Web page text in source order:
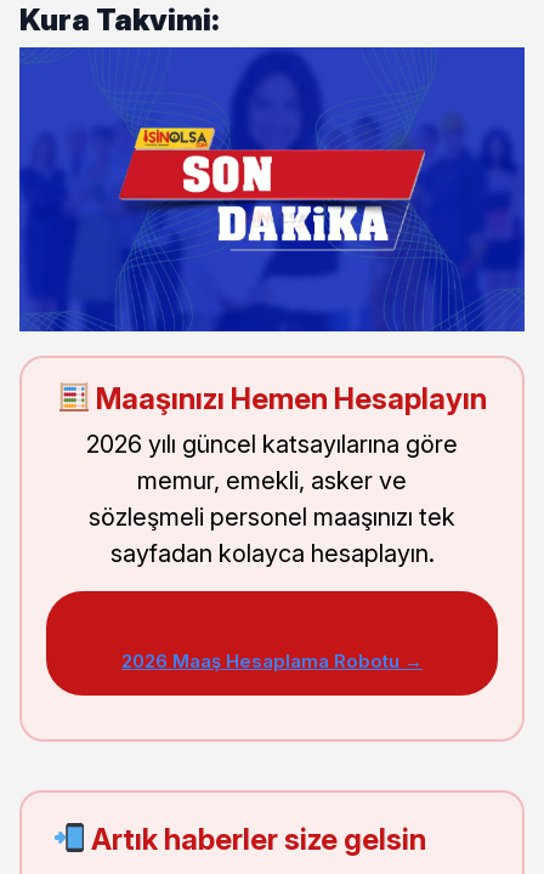
Kura Takvimi:
Maaşınızı Hemen Hesaplayın
2026 yılı güncel katsayılarına göre
memur, emekli, asker ve
sözleşmeli personel maaşınızı tek
sayfadan kolayca hesaplayın.
2026 Maaş Hesaplama Robotu →
Artık haberler size gelsin